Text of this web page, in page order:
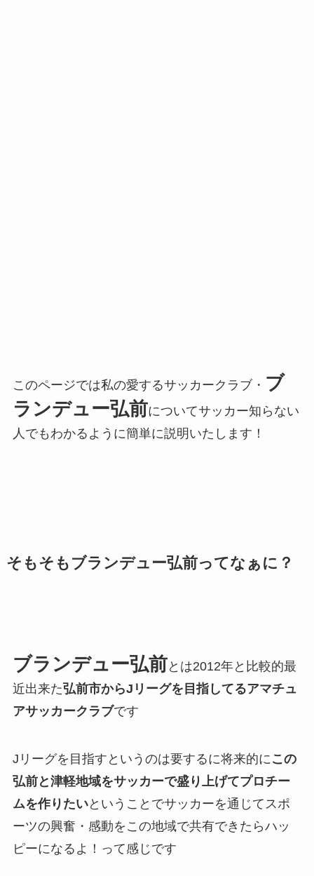
このページでは私の愛するサッカークラブ・ ブ
ランデュー弘前についてサッカー知らない
人でもわかるように簡単に説明いたします！
そもそもブランデュー弘前ってなぁに？
ブランデュー弘前とは2012年と比較的最
近出来た弘前市からJリーグを目指してるアマチュ
アサッカークラブです
Jリーグを目指すというのは要するに将来的に この
弘前と津軽地域をサッカーで盛り上げてプロチー
ムを作りたいということでサッカーを通じてスポ
ーツの興奮・感動をこの地域で共有できたらハッ
ピーになるよ！って感じです